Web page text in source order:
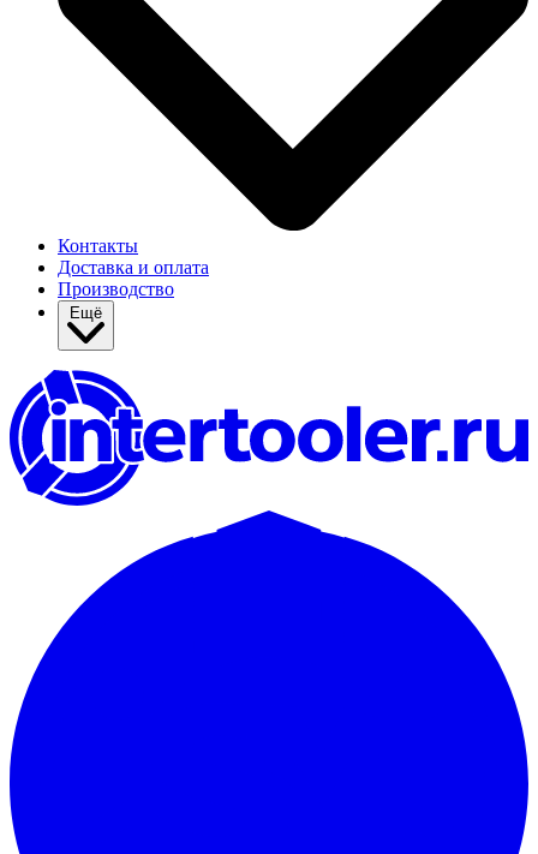
Контакты
Доставка и оплата
Производство